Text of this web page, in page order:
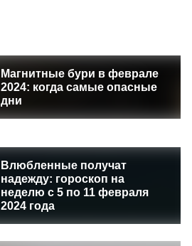
Магнитные бури в феврале
2024: когда самые опасные
дни
Влюбленные получат
надежду: гороскоп на
неделю с 5 по 11 февраля
2024 года